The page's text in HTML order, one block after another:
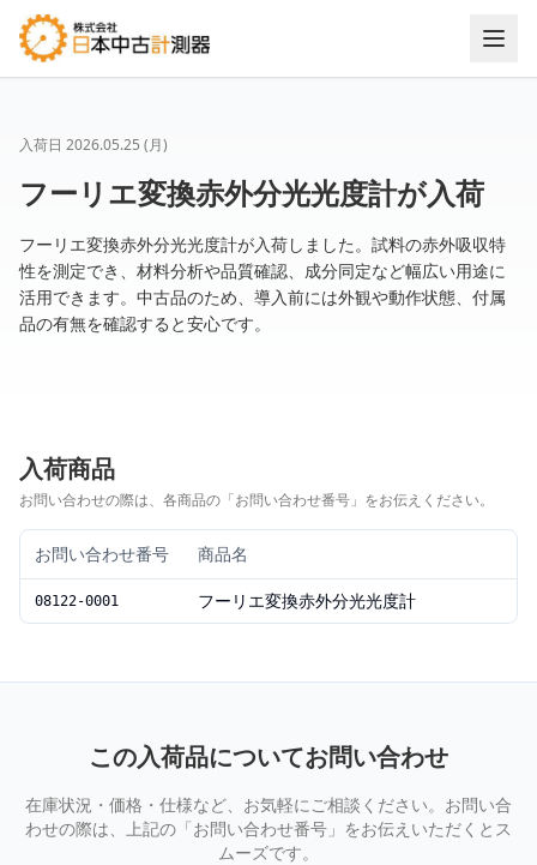
入荷日 2026.05.25 (月)
フーリエ変換赤外分光光度計が入荷
フーリエ変換赤外分光光度計が入荷しました。試料の赤外吸収特
性を測定でき、材料分析や品質確認、成分同定など幅広い用途に
活用できます。中古品のため、導入前には外観や動作状態、付属
品の有無を確認すると安心です。
入荷商品
お問い合わせの際は、各商品の「お問い合わせ番号」をお伝えください。
お問い合わせ番号 商品名
08122-0001 フーリエ変換赤外分光光度計
この入荷品についてお問い合わせ
在庫状況・価格・仕様など、お気軽にご相談ください。お問い合
わせの際は、上記の「お問い合わせ番号」をお伝えいただくとス
ムーズです。